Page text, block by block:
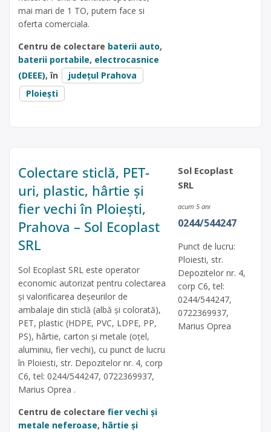
mai mari de 1 TO, putem face si
oferta comerciala.
Centru de colectare baterii auto,
baterii portabile, electrocasnice
(DEEE), în
județul Prahova
Ploiești
Colectare sticlă, PET-
uri, plastic, hârtie și
fier vechi în Ploiești,
Prahova – Sol Ecoplast
SRL
Sol Ecoplast SRL este operator
economic autorizat pentru colectarea
și valorificarea deșeurilor de
ambalaje din sticlă (albă și colorată),
PET, plastic (HDPE, PVC, LDPE, PP,
PS), hârtie, carton și metale (oțel,
aluminiu, fier vechi), cu punct de lucru
în Ploiesti, str. Depozitelor nr. 4, corp
C6, tel: 0244/544247, 0722369937,
Marius Oprea .
Centru de colectare fier vechi și
metale neferoase, hârtie și
Sol Ecoplast
SRL
acum 5 ani
0244/544247
Punct de lucru:
Ploiesti, str.
Depozitelor nr. 4,
corp C6, tel:
0244/544247,
0722369937,
Marius Oprea